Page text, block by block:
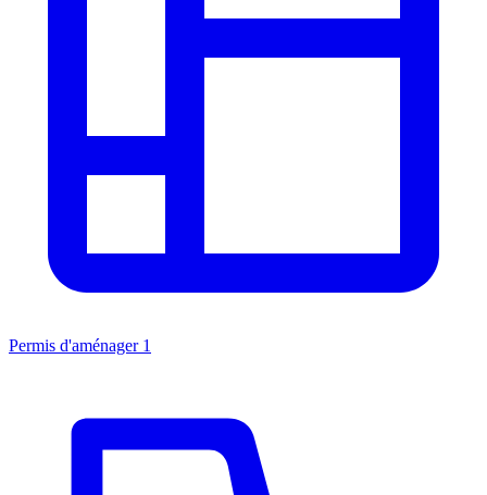
Permis d'aménager 1